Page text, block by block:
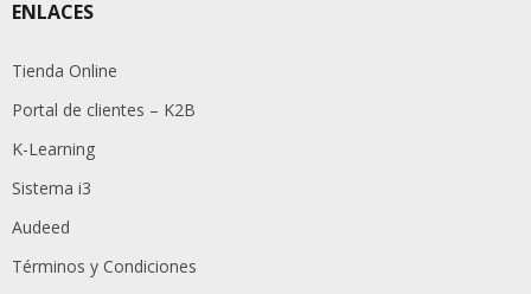
ENLACES
Tienda Online
Portal de clientes – K2B
K-Learning
Sistema i3
Audeed
Términos y Condiciones